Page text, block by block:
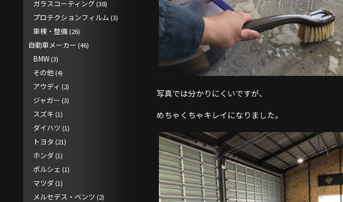
写真では分かりにくいですが、
めちゃくちゃキレイになりました。
ガラスコーティング(38)
プロテクションフィルム (3)
車検・整備(26)
自動車メーカー (46)
BMW(3)
その他(4)
アウディ (2)
ジャガー (3)
スズキ (1)
ダイハツ (1)
トヨタ (21)
ホンダ (1)
ポルシェ (1)
マツダ (1)
メルセデス・ベンツ (2)